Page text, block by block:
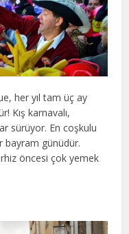
her yıl tam üç ay
Kış karnavalı,
sürüyor. En coşkulu
bayram günüdür.
öncesi çok yemek